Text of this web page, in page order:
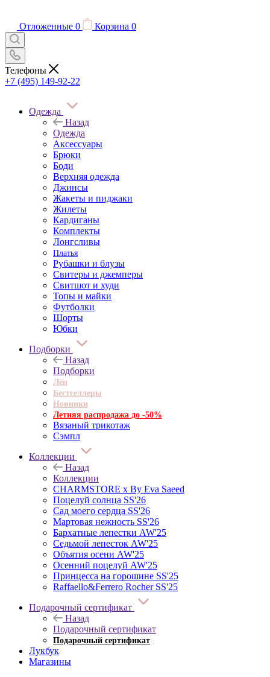
Отложенные 0 Корзина 0
Телефоны
+7 (495) 149-92-22
Одежда
Назад
Одежда
Аксессуары
Брюки
Боди
Верхняя одежда
Джинсы
Жакеты и пиджаки
Жилеты
Кардиганы
Комплекты
Лонгсливы
Платья
Рубашки и блузы
Свитеры и джемперы
Свитшот и худи
Топы и майки
Футболки
Шорты
Юбки
Подборки
Назад
Подборки
Лён
Бестселлеры
Новинки
Летняя распродажа до -50%
Вязаный трикотаж
Сэмпл
Коллекции
Назад
Коллекции
CHARMSTORE х By Eva Saeed
Поцелуй солнца SS'26
Сад моего сердца SS'26
Мартовая нежность SS'26
Бархатные лепестки AW'25
Седьмой лепесток AW'25
Объятия осени AW'25
Осенний поцелуй AW'25
Принцесса на горошине SS'25
Raffaello&Ferrero Rocher SS'25
Подарочный сертификат
Назад
Подарочный сертификат
Подарочный сертификат
Лукбук
Магазины